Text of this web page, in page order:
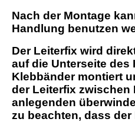
Nach der Montage
Handlung benutzen
Der Leiterfix wird
auf die Unterseite des
Klebbänder montiert
der Leiterfix zwischen
anlegenden
zu beachten, dass